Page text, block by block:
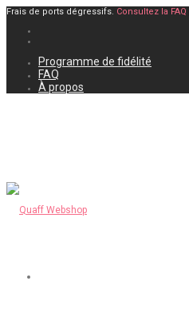
Frais de ports dégressifs. Consultez la FAQ
Programme de fidélité
FAQ
À propos